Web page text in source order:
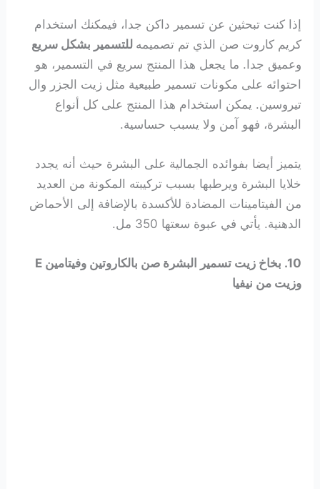
إذا كنت تبحثين عن تسمير داكن جدا، فيمكنك استخدام
كريم كاروت صن الذي تم تصميمه للتسمير بشكل سريع
وعميق جدا. ما يجعل هذا المنتج سريع في التسمير، هو
احتوائه على مكونات تسمير طبيعية مثل زيت الجزر وال
تيروسين. يمكن استخدام هذا المنتج على كل أنواع
البشرة، فهو آمن ولا يسبب حساسية.
يتميز أيضا بفوائده الجمالية على البشرة حيث أنه يجدد
خلايا البشرة ويرطبها بسبب تركيبته المكونة من العديد
من الفيتامينات المضادة للأكسدة بالإضافة إلى الأحماض
الدهنية. يأتي في عبوة سعتها 350 مل.
10. بخاخ زيت تسمير البشرة صن بالكاروتين وفيتامين E
وزيت من نيفيا